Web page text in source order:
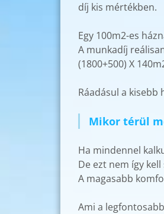
díj kis mértékben.
Egy 100m2-es
A munkadíj
(1800+500) X
Ráadásul a
Mikor térül
Ha mindennel
De ezt nem így
A magasabb
Ami a